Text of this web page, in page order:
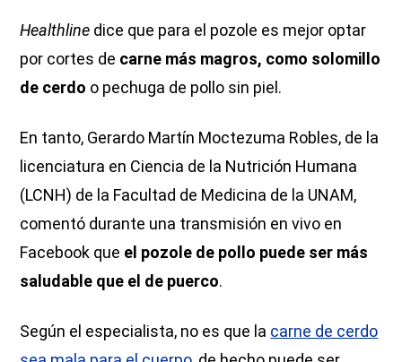
Healthline dice que para el pozole es mejor optar
por cortes de carne más magros, como solomillo
de cerdo o pechuga de pollo sin piel.
En tanto, Gerardo Martín Moctezuma Robles, de la
licenciatura en Ciencia de la Nutrición Humana
(LCNH) de la Facultad de Medicina de la UNAM,
comentó durante una transmisión en vivo en
Facebook que el pozole de pollo puede ser más
saludable que el de puerco.
Según el especialista, no es que la carne de cerdo